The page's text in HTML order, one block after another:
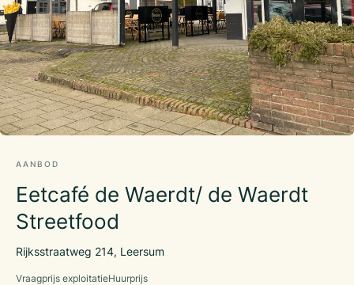
AANBOD
Eetcafé de Waerdt/ de Waerdt
Streetfood
Rijksstraatweg 214, Leersum
Vraagprijs exploitatieHuurprijs